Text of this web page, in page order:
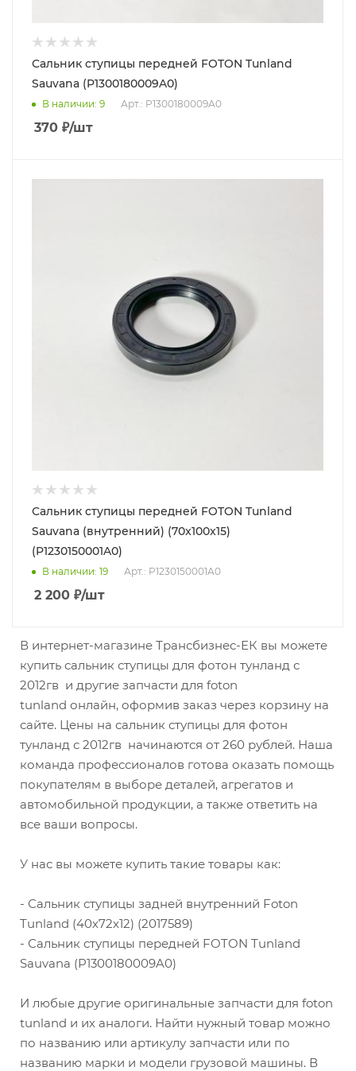
Сальник ступицы передней FOTON Tunland
Sauvana (P1300180009A0)
В наличии: 9 Арт.: P1300180009A0
370 ₽/шт
Сальник ступицы передней FOTON Tunland
Sauvana (внутренний) (70x100x15)
(P1230150001A0)
В наличии: 19 Арт.: P1230150001A0
2 200 ₽/шт
В интернет-магазине Трансбизнес-ЕК вы можете
купить сальник ступицы для фотон тунланд с
2012гв и другие запчасти для foton
tunland онлайн, оформив заказ через корзину на
сайте. Цены на сальник ступицы для фотон
тунланд с 2012гв начинаются от 260 рублей. Наша
команда профессионалов готова оказать помощь
покупателям в выборе деталей, агрегатов и
автомобильной продукции, а также ответить на
все ваши вопросы.
У нас вы можете купить такие товары как:
- Сальник ступицы задней внутренний Foton
Tunland (40х72х12) (2017589)
- Сальник ступицы передней FOTON Tunland
Sauvana (P1300180009A0)
И любые другие оригинальные запчасти для foton
tunland и их аналоги. Найти нужный товар можно
по названию или артикулу запчасти или по
названию марки и модели грузовой машины. В